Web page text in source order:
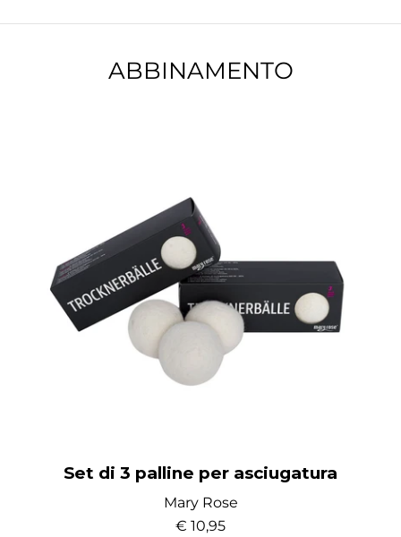
ABBINAMENTO
Set di 3 palline per asciugatura
Mary Rose
€ 10,95